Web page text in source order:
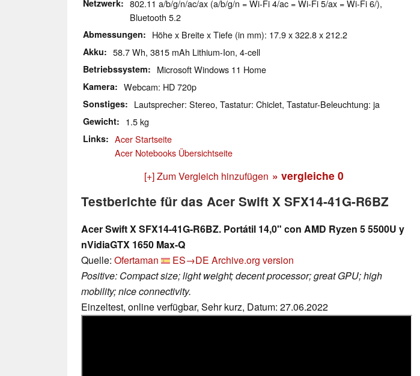
Netzwerk
802.11 a/b/g/n/ac/ax (a/b/g/n = Wi-Fi 4/ac = Wi-Fi 5/ax = Wi-Fi 6/),
Bluetooth 5.2
Abmessungen Höhe x Breite x Tiefe (in mm): 17.9 x 322.8 x 212.2
Akku 58.7 Wh, 3815 mAh Lithium-Ion, 4-cell
Betriebssystem Microsoft Windows 11 Home
Kamera Webcam: HD 720p
Sonstiges Lautsprecher: Stereo, Tastatur: Chiclet, Tastatur-Beleuchtung: ja
Gewicht 1.5 kg
Links
Acer Startseite
Acer Notebooks Übersichtseite
[+] Zum Vergleich hinzufügen » vergleiche 0
Testberichte für das Acer Swift X SFX14-41G-R6BZ
Acer Swift X SFX14-41G-R6BZ. Portátil 14,0" con AMD Ryzen 5 5500U y
nVidiaGTX 1650 Max-Q
Quelle: Ofertaman ES→DE Archive.org version
Positive: Compact size; light weight; decent processor; great GPU; high
mobility; nice connectivity.
Einzeltest, online verfügbar, Sehr kurz, Datum: 27.06.2022